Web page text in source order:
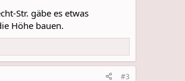
Str. gäbe es etwas
Höhe bauen.
#3